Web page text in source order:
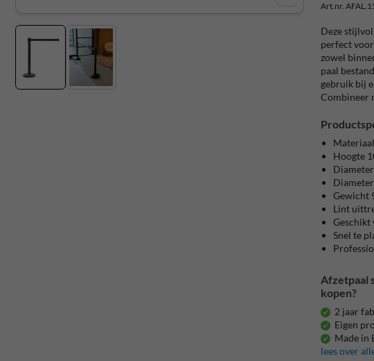
Art.nr.
Deze
perfect
zowel
paal
gebruik bij
Combineer
Hoogte
Gewicht
Lint
Geschikt
Snel te
Afzetpaal
kopen?
2 jaar
Eigen
Made in
lees over